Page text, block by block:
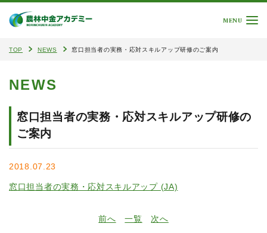
MENU
TOP NEWS 窓口担当者の実務・応対スキルアップ研修のご案内
NEWS
窓口担当者の実務・応対スキルアップ研修の
ご案内
2018.07.23
窓口担当者の実務・応対スキルアップ (JA)
前へ 一覧 次へ